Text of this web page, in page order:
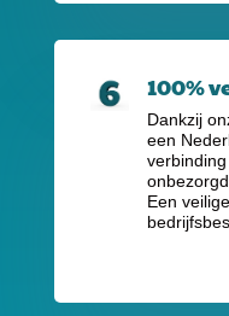
100%
Dankzij
een
Een